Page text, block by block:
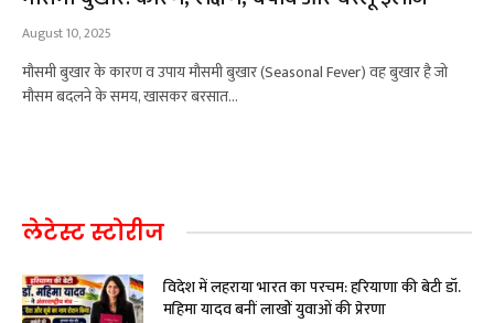
August 10, 2025
मौसमी बुखार के कारण व उपाय मौसमी बुखार (Seasonal Fever) वह बुखार है जो
मौसम बदलने के समय, खासकर बरसात…
लेटेस्ट स्टोरीज
विदेश में लहराया भारत का परचम: हरियाणा की बेटी डॉ.
महिमा यादव बनीं लाखों युवाओं की प्रेरणा